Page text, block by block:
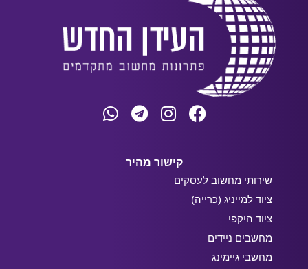
קישור מהיר
שירותי מחשוב לעסקים
ציוד למייניג (כרייה)
ציוד היקפי
מחשבים ניידים
מחשבי גיימינג